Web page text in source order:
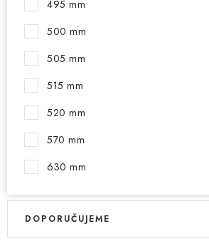
495 mm
500 mm
505 mm
515 mm
520 mm
570 mm
630 mm
V
Ř
DOPORUČUJEME